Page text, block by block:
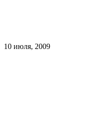
10 июля, 2009